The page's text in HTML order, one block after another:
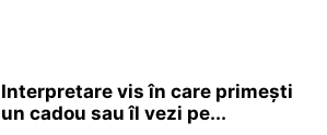
Interpretare vis în care primești
un cadou sau îl vezi pe...